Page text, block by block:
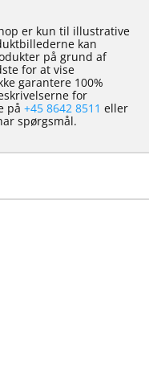
er kun til illustrative
kan
på grund af
for at vise
garantere 100%
for
på +45 8642 8511 eller
spørgsmål.